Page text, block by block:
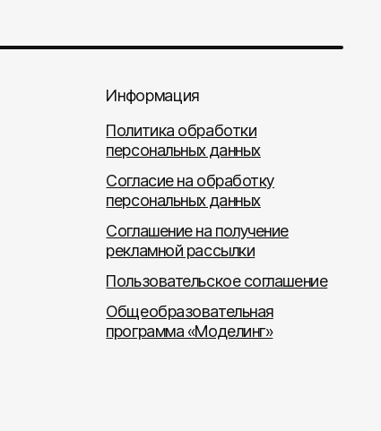
Информация
Политика обработки
персональных данных
Согласие на обработку
персональных данных
Соглашение на получение
рекламной рассылки
Пользовательское соглашение
Общеобразовательная
программа «Моделинг»